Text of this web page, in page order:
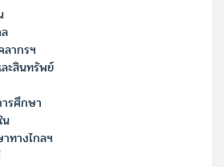
ากรฯ
ะสินทรัพย์
รศึกษา
ทางไกลฯ